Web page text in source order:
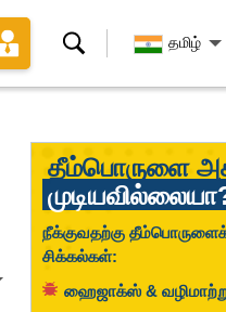
தேடல் தமிழ்
தீம்பொருளை
நீக்குவதற்கு
சிக்கல்கள்:
ஹைஜாக்ஸ் &